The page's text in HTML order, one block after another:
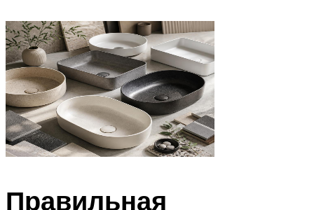
Правильная